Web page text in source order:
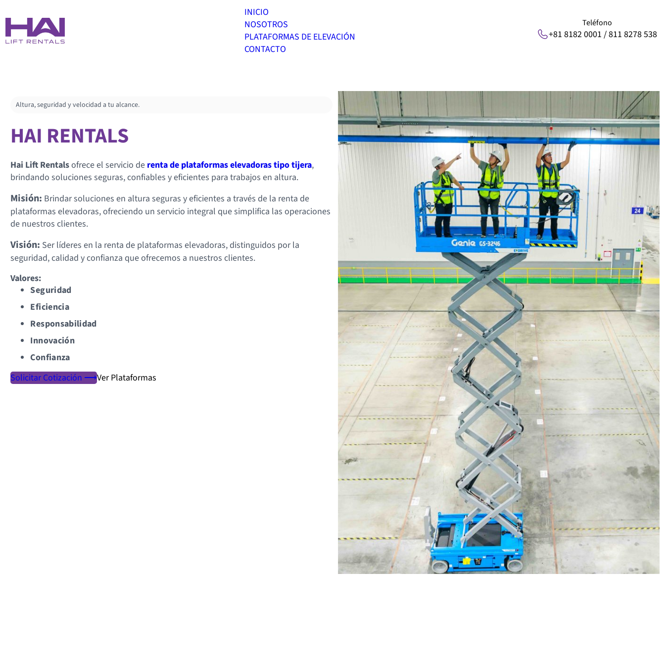
INICIO
NOSOTROS
PLATAFORMAS DE ELEVACIÓN
CONTACTO
Teléfono
+81 8182 0001 / 811 8278 538
Altura, seguridad y velocidad a tu alcance.
HAI RENTALS
Hai Lift Rentalsofrece el servicio de renta de plataformas elevadoras tipo tijera,
brindando soluciones seguras, confiables y eficientes para trabajos en altura.
Misión: Brindar soluciones en altura seguras y eficientes a través de la renta de
plataformas elevadoras, ofreciendo un servicio integral que simplifica las operaciones
de nuestros clientes.
Visión: Ser líderes en la renta de plataformas elevadoras, distinguidos por la
seguridad, calidad y confianza que ofrecemos a nuestros clientes.
Valores:
Seguridad
Eficiencia
Responsabilidad
Innovación
Confianza
Solicitar Cotización ⟶Ver Plataformas